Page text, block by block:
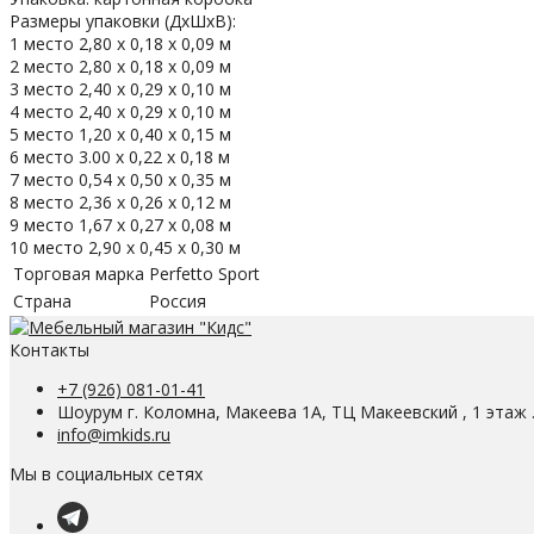
Размеры упаковки (ДхШхВ):
1 место 2,80 х 0,18 х 0,09 м
2 место 2,80 х 0,18 х 0,09 м
3 место 2,40 х 0,29 х 0,10 м
4 место 2,40 х 0,29 х 0,10 м
5 место 1,20 х 0,40 х 0,15 м
6 место 3.00 х 0,22 х 0,18 м
7 место 0,54 х 0,50 х 0,35 м
8 место 2,36 х 0,26 х 0,12 м
9 место 1,67 х 0,27 х 0,08 м
10 место 2,90 х 0,45 х 0,30 м
Торговая марка Perfetto Sport
Страна
Россия
Контакты
+7 (926) 081-01-41
Шоурум г. Коломна, Макеева 1А, ТЦ Макеевский , 1 этаж
info@imkids.ru
Мы в социальных сетях